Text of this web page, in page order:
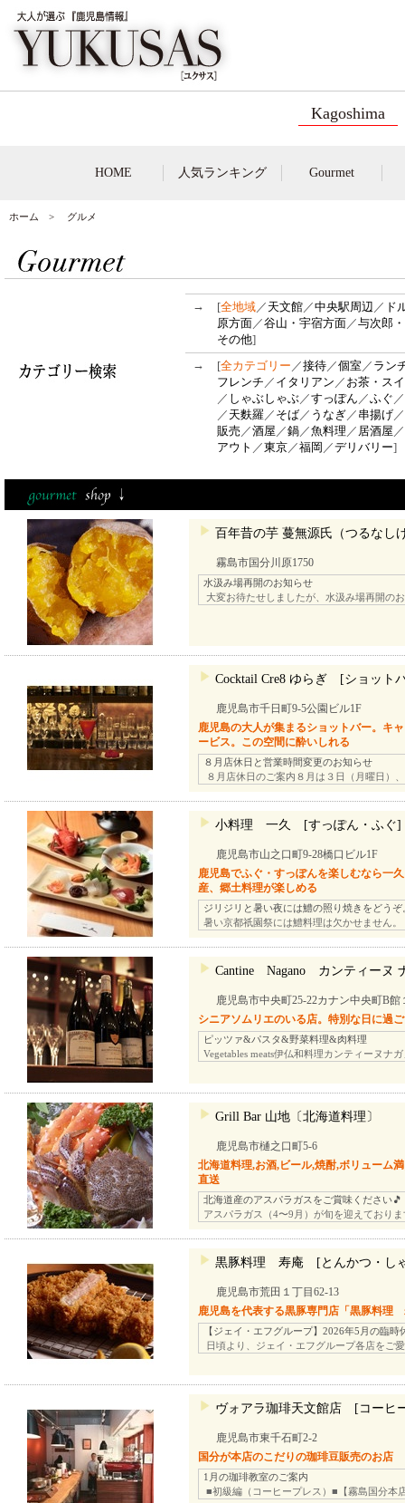
Kagoshima
HOME 人気ランキング Gourmet
ホーム > グルメ
→ [全地域／ 天文館／中央駅周辺 ／ ド
原方面／谷山・宇宿方面／与次郎
その他]
→
[全カテゴリー ／接待／個室／ ラン
フレンチ ／ イタリアン ／ お茶・ス
／ しゃぶしゃぶ／すっぽん ／ふぐ ／
／ 天麩羅／ そば／ うなぎ／ 串揚げ／
販売 ／酒屋 ／鍋／魚料理 ／ 居酒屋 ／
アウト ／東京／福岡 ／デリバリー]
百年昔の芋 蔓無源氏（つるなし
霧島市国分川原1750
水汲み場再開のお知らせ
大変お待たせしましたが、水汲み場再開の
Cocktail Cre8 ゆらぎ [ショット
鹿児島市千日町9-5公園ビル1F
鹿児島の大人が集まるショットバー。キ
ービス。この空間に酔いしれる
８月店休日と営業時間変更のお知らせ
８月店休日のご案内８月は３日（月曜日）
小料理 一久 [すっぽん・ふぐ]
鹿児島市山之口町9-28橋口ビル1F
鹿児島でふぐ・すっぽんを楽しむなら一
産、郷土料理が楽しめる
ジリジリと暑い夜には鱧の照り焼きをどうぞ
暑い京都祇園祭には鱧料理は欠かせません
Cantine Nagano カンティーヌ
鹿児島市中央町25-22カナン中央町B館
シニアソムリエのいる店。特別な日に過
ピッツァ&パスタ&野菜料理&肉料理
Vegetables meats伊仏和料理カンティーヌナ
Grill Bar 山地〔北海道料理〕
鹿児島市樋之口町5-6
北海道料理,お酒,ビール,焼酎,ボリューム
直送
北海道産のアスパラガスをご賞味ください🎵
アスパラガス（4〜9月）が旬を迎えており
黒豚料理 寿庵 [とんかつ・し
鹿児島市荒田１丁目62-13
鹿児島を代表する黒豚専門店「黒豚料理
【ジェイ・エフグループ】2026年5月の臨時
日頃より、ジェイ・エフグループ各店をご
ヴォアラ珈琲天文館店 [コーヒ
鹿児島市東千石町2-2
国分が本店のこだりの珈琲豆販売のお店
1月の珈琲教室のご案内
■初級編（コーヒープレス）■【霧島国分